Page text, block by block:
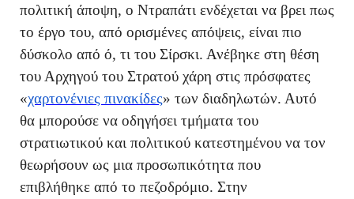
πολιτική άποψη, ο Ντραπάτι ενδέχεται να βρει πως
το έργο του, από ορισμένες απόψεις, είναι πιο
δύσκολο από ό, τι του Σίρσκι. Ανέβηκε στη θέση
του Αρχηγού του Στρατού χάρη στις πρόσφατες
«χαρτονένιες πινακίδες» των διαδηλωτών. Αυτό
θα μπορούσε να οδηγήσει τμήματα του
στρατιωτικού και πολιτικού κατεστημένου να τον
θεωρήσουν ως μια προσωπικότητα που
επιβλήθηκε από το πεζοδρόμιο. Στην